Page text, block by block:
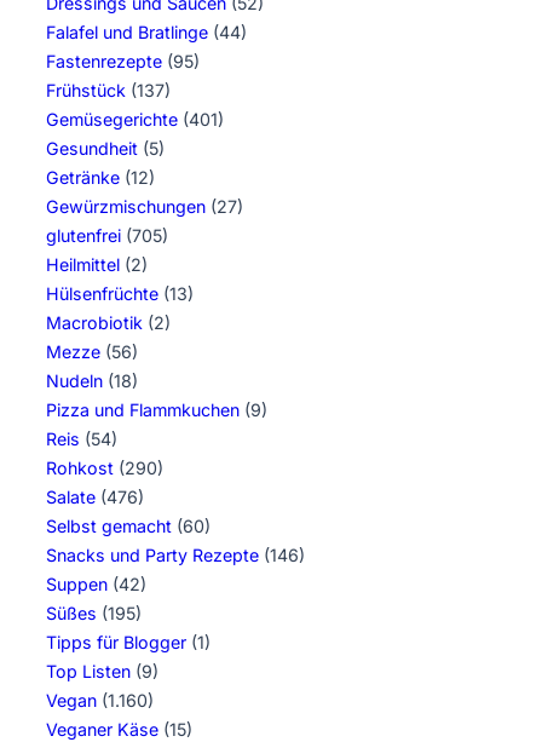
Falafel und Bratlinge (44)
Fastenrezepte (95)
Frühstück (137)
Gemüsegerichte (401)
Gesundheit (5)
Getränke (12)
Gewürzmischungen (27)
glutenfrei (705)
Heilmittel (2)
Hülsenfrüchte (13)
Macrobiotik (2)
Mezze (56)
Nudeln (18)
Pizza und Flammkuchen (9)
Reis (54)
Rohkost (290)
Salate (476)
Selbst gemacht (60)
Snacks und Party Rezepte (146)
Suppen (42)
Süßes (195)
Tipps für Blogger (1)
Top Listen (9)
Vegan (1.160)
Veganer Käse (15)